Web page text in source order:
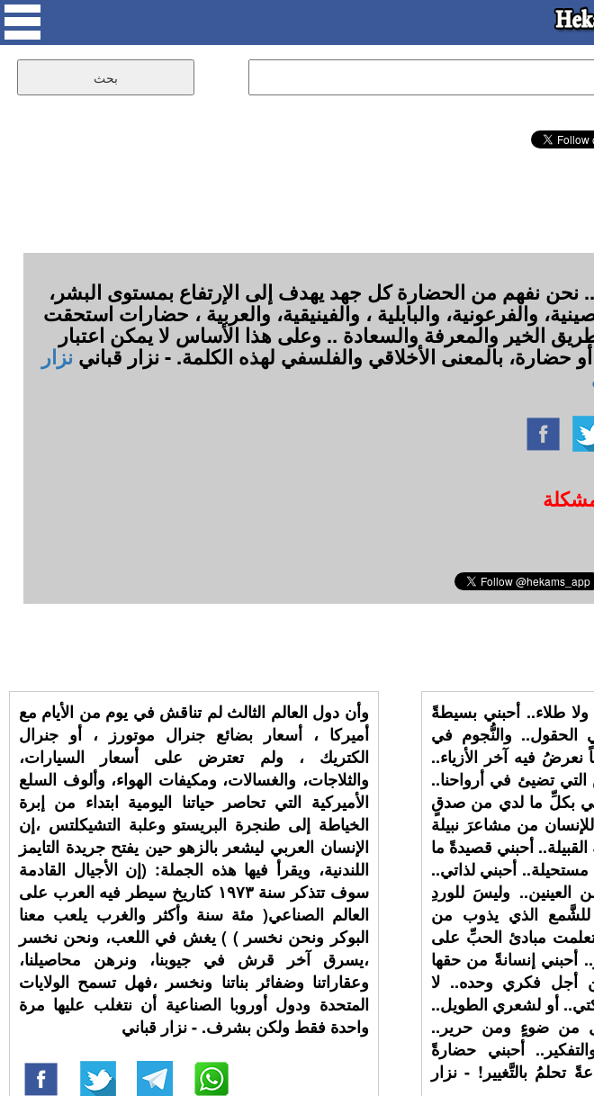
نفهم من الحضارة كل جهد يهدف إلى الإرتفاع بمستوى البشر،
والفرعونية، والبابلية ، والفينيقية، والعربية ، حضارات استحقت
الخير والمعرفة والسعادة .. وعلى هذا الأساس لا يمكن اعتبار
حضارة، بالمعنى الأخلاقي والفلسفي لهذه الكلمة. - نزار قباني نزار
وأن دول العالم الثالث لم تناقش في يوم من الأيام مع
أميركا ، أسعار بضائع جنرال موتورز ، أو جنرال
الكتريك ، ولم تعترض على أسعار السيارات،
والثلاجات، والغسالات، ومكيفات الهواء، وألوف السلع
الأميركية التي تحاصر حياتنا اليومية ابتداء من إبرة
الخياطة إلى طنجرة البريستو وعلبة التشيكلتس ،إن
الإنسان العربي ليشعر بالزهو حين يفتح جريدة التايمز
اللندنية، ويقرأ فيها هذه الجملة: (إن الأجيال القادمة
سوف تتذكر سنة ١٩٧٣ كتاريخ سيطر فيه العرب على
العالم الصناعي( مئة سنة وأكثر والغرب يلعب معنا
البوكر ونحن نخسر ) ) يغش في اللعب، ونحن نخسر
،يسرق آخر قرش في جيوبنا، ونرهن محاصيلنا،
وعقاراتنا وضفائر بناتنا ونخسر ،فهل تسمح الولايات
المتحدة ودول أوروبا الصناعية أن نتغلب عليها مرة
واحدة فقط ولكن بشرف. - نزار قباني
طلاء.. أحبني بسيطةً
الحقول.. والنُّجوم في
فيه آخر الأزياء..
تضيئ في أرواحنا..
بكلِّ ما لدي من صدقٍ
من مشاعرَ نبيلة
أحبني قصيدةً ما
أحبني لذاتي..
وليسَ للوردِ
للشَّمع الذي يذوب من
تعلمت مبادئ الحبِّ على
أحبني إنسانةً من حقها
أجل فكري وحده.. لا
أو لشعري الطويل..
من ضوءٍ ومن حرير..
أحبني حضارةً
تحلمُ بالتَّغيير! - نزار